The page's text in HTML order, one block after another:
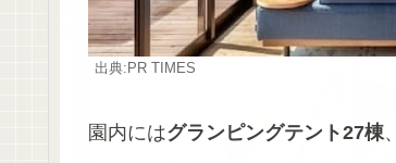
出典:PR TIMES
園内にはグランピングテント27棟、